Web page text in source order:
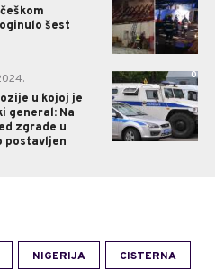
šest
u kojoj je
general: Na
zgrade u
postavljen
0
NIGERIJA CISTERNA